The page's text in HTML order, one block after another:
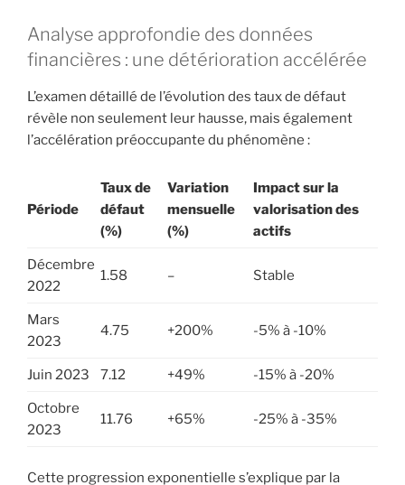
Analyse approfondie des données
financières : une détérioration accélérée
L’examen détaillé de l’évolution des taux de défaut
révèle non seulement leur hausse, mais également
l’accélération préoccupante du phénomène :
Période
Taux de
défaut
(%)
Variation
mensuelle
(%)
Impact sur la
valorisation des
actifs
Décembre
2022
1.58 – Stable
Mars
2023
4.75 +200% -5% à -10%
Juin 2023 7.12 +49% -15% à -20%
Octobre
2023
11.76 +65% -25% à -35%
Cette progression exponentielle s’explique par la